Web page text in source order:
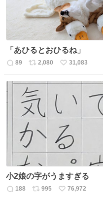
「あひるとおひるね」
返
89
リ
ト
数
2,080
い
31,083
小2娘の字がうますぎる
返
188
リ
995
い
76,972